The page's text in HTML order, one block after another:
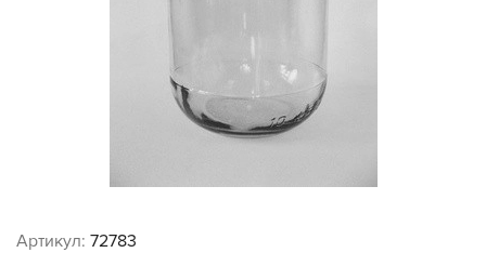
Артикул: 72783